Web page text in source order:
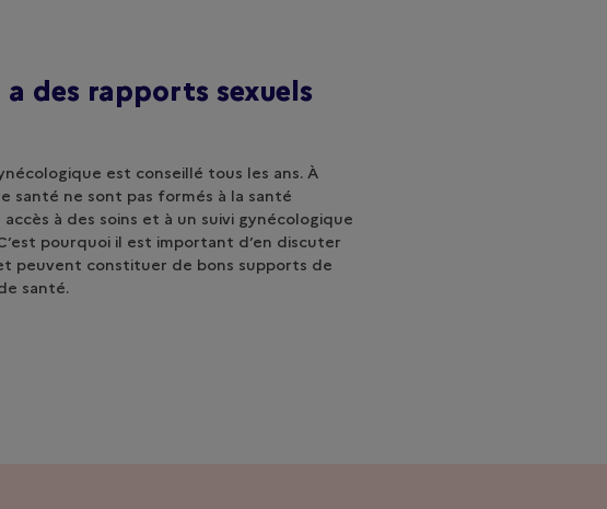
des rapports sexuels
est conseillé tous les ans. À
ne sont pas formés à la santé
à des soins et à un suivi gynécologique
pourquoi il est important d’en discuter
peuvent constituer de bons supports de
santé.